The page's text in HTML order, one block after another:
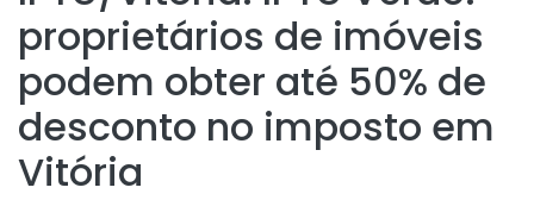
proprietários de imóveis
podem obter até 50% de
desconto no imposto em
Vitória